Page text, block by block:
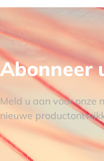
Abonneer
Meld u aan voor onze
nieuwe